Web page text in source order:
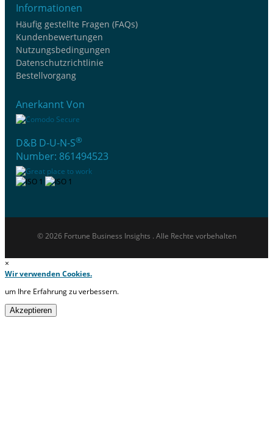
Informationen
Häufig gestellte Fragen (FAQs)
Kundenbewertungen
Nutzungsbedingungen
Datenschutzrichtlinie
Bestellvorgang
Anerkannt Von
D&B D-U-N-S®
Number: 861494523
© 2026 Fortune Business Insights . Alle Rechte vorbehalten
×
Wir verwenden Cookies.
um Ihre Erfahrung zu verbessern.
Akzeptieren